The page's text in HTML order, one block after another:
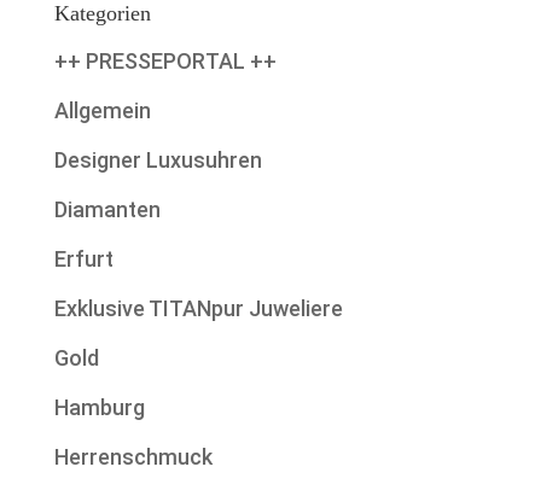
Kategorien
++ PRESSEPORTAL ++
Allgemein
Designer Luxusuhren
Diamanten
Erfurt
Exklusive TITANpur Juweliere
Gold
Hamburg
Herrenschmuck